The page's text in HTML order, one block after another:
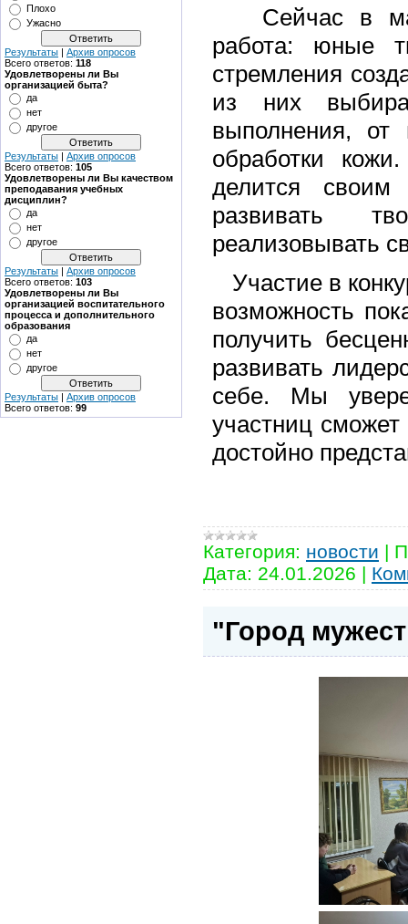
Плохо
Ужасно
Результаты | Архив опросов
Всего ответов: 118
Удовлетворены ли Вы
организацией быта?
да
нет
другое
Результаты | Архив опросов
Всего ответов: 105
Удовлетворены ли Вы качеством
преподавания учебных
дисциплин?
да
нет
другое
Результаты | Архив опросов
Всего ответов: 103
Удовлетворены ли Вы
организацией воспитательного
процесса и дополнительного
образования
да
нет
другое
Результаты | Архив опросов
Всего ответов: 99
Сейчас в
работа: юные
стремления
из них
выполнения, от
обработки
делится своим
развивать
реализовывать
Участие в
возможность
получить
развивать
себе. Мы
участниц
достойно
Категория: новости |
Дата: 24.01.2026 |
"Город